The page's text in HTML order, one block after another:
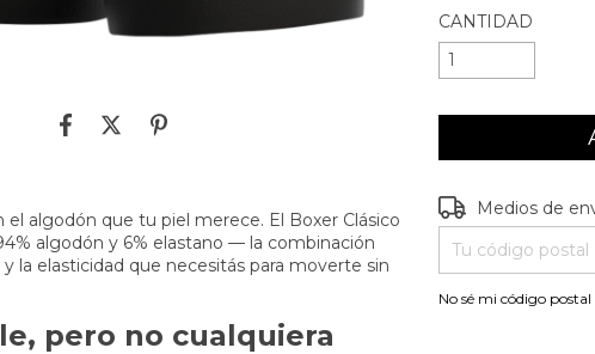
el algodón que tu piel merece. El Boxer Clásico
algodón y 6% elastano — la combinación
la elasticidad que necesitás para moverte sin
pero no cualquiera
CANTIDAD
Entregas para el
Medios de
No sé mi código postal